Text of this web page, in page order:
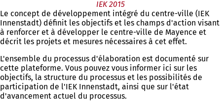
IEK 2015
Le concept de développement intégré du centre-ville (IEK
Innenstadt) définit les objectifs et les champs d'action visant
à renforcer et à développer le centre-ville de Mayence et
décrit les projets et mesures nécessaires à cet effet.
L'ensemble du processus d'élaboration est documenté sur
cette plateforme. Vous pouvez vous informer ici sur les
objectifs, la structure du processus et les possibilités de
participation de l'IEK Innenstadt, ainsi que sur l'état
d'avancement actuel du processus.